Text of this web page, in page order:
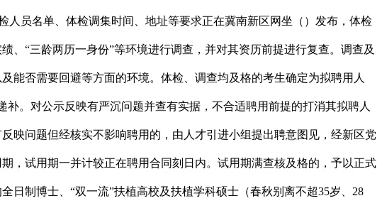
员名单、体检调集时间、地址等要求正在冀南新区网坐（）发布，体检
、“三龄两历一身份”等环境进行调查，并对其资历前提进行复查。调查及
能否需要回避等方面的环境。体检、调查均及格的考生确定为拟聘用人
。对公示反映有严沉问题并查有实据，不合适聘用前提的打消其拟聘人
映问题但经核实不影响聘用的，由人才引进小组提出聘意图见，经新区党
，试用期一并计较正在聘用合同刻日内。试用期满查核及格的，予以正式
制博士、“双一流”扶植高校及扶植学科硕士（春秋别离不超35岁、28